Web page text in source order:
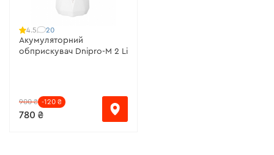
4.5 20
Акумуляторний
обприскувач Dnipro-M 2 Li
900 ₴ -120 ₴
780 ₴